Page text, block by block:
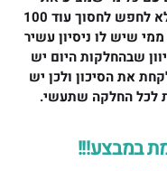
ההחלקה הזולה ביותר. לפעמים עדיף לא לחפש לחסוך עוד 100
ממי שיש לו ניסיון עשיר
שבהחלקות היום יש
את הסיכון ולכן יש
לכל החלקה שתעשי.
במבצע!!!